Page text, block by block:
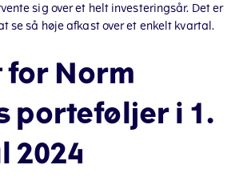
sig over et helt investeringsår. Det er
se så høje afkast over et enkelt kvartal.
Norm
porteføljer i 1.
2024